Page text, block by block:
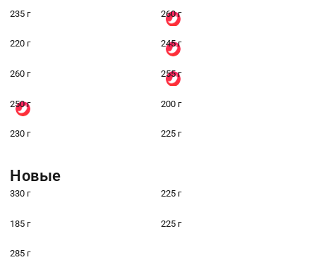
235 г 260 г
220 г 245 г
260 г 255 г
250 г 200 г
230 г 225 г
Новые
330 г 225 г
185 г 225 г
285 г